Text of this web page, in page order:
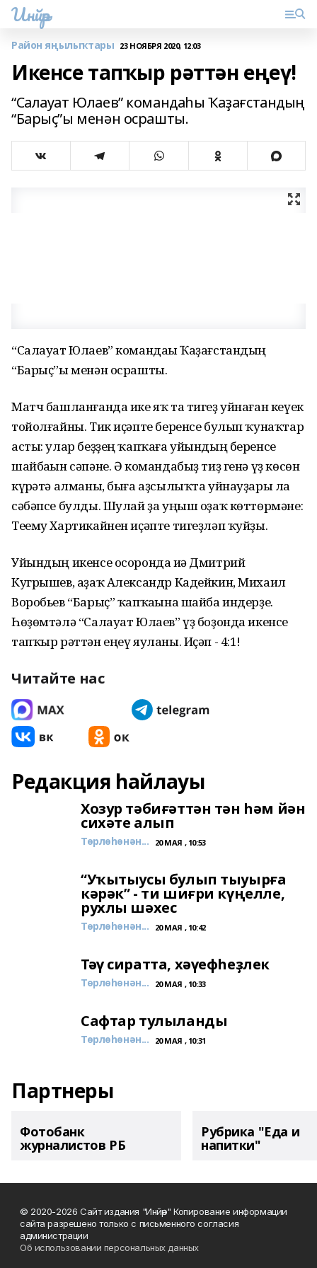
Инйәр
Район яңылыҡтары 23 НОЯБРЯ 2020, 12:03
Икенсе тапҡыр рәттән еңеү!
“Салауат Юлаев” командаһы Ҡаҙағстандың
“Барыҫ”ы менән осрашты.
“Салауат Юлаев” командаһы Ҡаҙағстандың
“Барыҫ”ы менән осрашты.
Матч башланғанда ике яҡ та тигеҙ уйнаған кеүек
тойолғайны. Тик иҫәпте беренсе булып ҡунаҡтар
асты: улар беҙҙең ҡапҡаға уйындың беренсе
шайбаһын сәпәне. Ә командабыҙ тиҙ генә үҙ көсөн
күрһәтә алманы, быға аҙсылыҡта уйнауҙары ла
сәбәпсе булды. Шулай ҙа уңыш оҙаҡ көттөрмәне:
Теему Хартикайнен иҫәпте тигеҙләп ҡуйҙы.
Уйындың икенсе осоронда иһә Дмитрий
Кугрышев, аҙаҡ Александр Кадейкин, Михаил
Воробьев “Барыҫ” ҡапҡаһына шайба индерҙе.
Һөҙөмтәлә “Салауат Юлаев” үҙ боҙонда икенсе
тапҡыр рәттән еңеү яуланы. Иҫәп - 4:1!
Читайте нас
Редакция һайлауы
Хозур тәбиғәттән тән һәм йән
сихәте алып
Төрлөһөнән... 20 МАЯ , 10:53
“Уҡытыусы булып тыуырға
кәрәк” - ти шиғри күңелле,
рухлы шәхес
Төрлөһөнән... 20 МАЯ , 10:42
Тәү сиратта, хәүефһеҙлек
Төрлөһөнән... 20 МАЯ , 10:33
Сафтар тулыланды
Төрлөһөнән... 20 МАЯ , 10:31
Партнеры
Фотобанк
журналистов РБ
Рубрика "Еда и
напитки"
© 2020-2026 Сайт издания "Инйәр" Копирование информации
сайта разрешено только с письменного согласия
администрации
Об использовании персональных данных